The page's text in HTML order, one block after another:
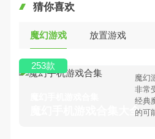
猜你喜欢
魔幻游戏 放置游戏
魔幻手机游戏合集大全 >
魔幻
非常
经典
的可
253款